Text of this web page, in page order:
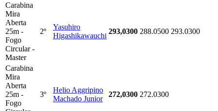
Carabina
Mira
Aberta
25m -
Fogo
Circular -
Master
2º
Yasuhiro
Higashikawauchi
293,0300 288.0500 293.0300
Carabina
Mira
Aberta
25m -
Fogo
3º
Helio Aggripino
Machado Junior
272,0300 272.0300